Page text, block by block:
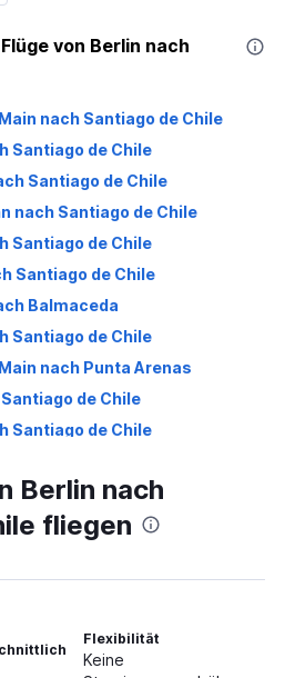
von Berlin nach
nach Santiago de Chile
Santiago de Chile
Santiago de Chile
nach Santiago de Chile
Santiago de Chile
Santiago de Chile
Balmaceda
Santiago de Chile
nach Punta Arenas
de Chile
Santiago de Chile
de Chile
Santiago de Chile
nach Osterinsel
nach Concepción
nach Puerto Montt
Berlin nach
fliegen
Flexibilität
Keine